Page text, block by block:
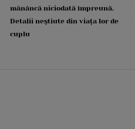
mănâncă niciodată împreună.
Detalii neștiute din viața lor de
cuplu